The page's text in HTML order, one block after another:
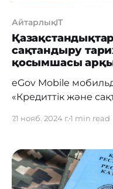
АйтарлықIT
сақтандыру
қосымшасы
eGov Mobile
«Кредиттік және
қабілеттілік
Сервис
бөлімдерден
21 нояб. 2024 г.1 min read